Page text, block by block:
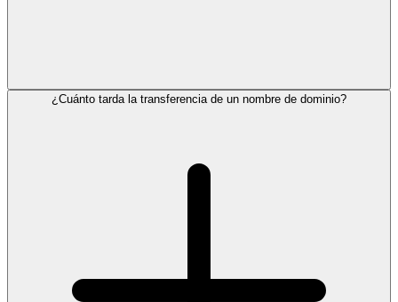
¿Cuánto tarda la transferencia de un nombre de dominio?